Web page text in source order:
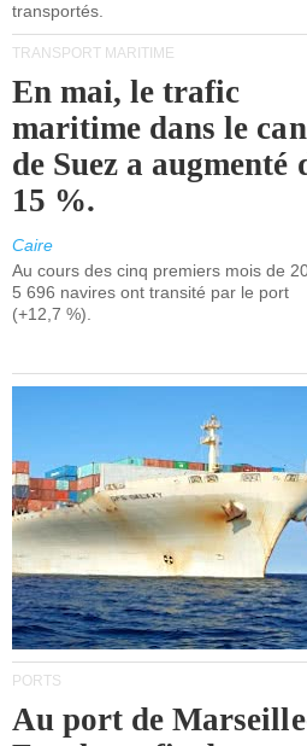
transportés.
TRANSPORT MARITIME
En mai, le trafic
maritime dans le
de Suez a augmenté
15 %.
Caire
Au cours des cinq premiers mois de
5 696 navires ont transité par le port
(+12,7 %).
PORTS
Au port de